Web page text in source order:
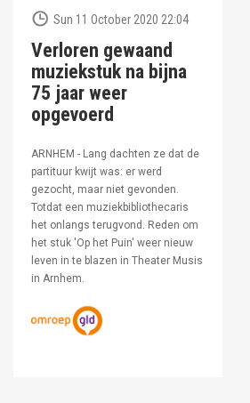
Sun 11 October 2020 22:04
Verloren gewaand
muziekstuk na bijna
75 jaar weer
opgevoerd
ARNHEM - Lang dachten ze dat de
partituur kwijt was: er werd
gezocht, maar niet gevonden.
Totdat een muziekbibliothecaris
het onlangs terugvond. Reden om
het stuk 'Op het Puin' weer nieuw
leven in te blazen in Theater Musis
in Arnhem.